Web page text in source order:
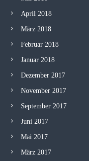
April 2018
März 2018
Februar 2018
Januar 2018
Dezember 2017
November 2017
September 2017
Juni 2017
Mai 2017
März 2017